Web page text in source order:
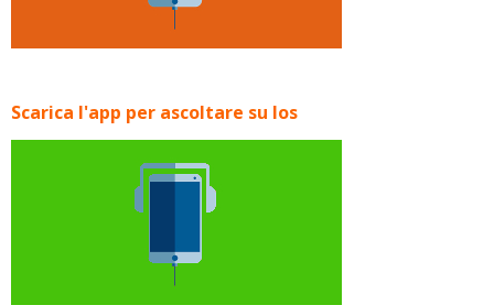
Scarica l'app per ascoltare su Ios